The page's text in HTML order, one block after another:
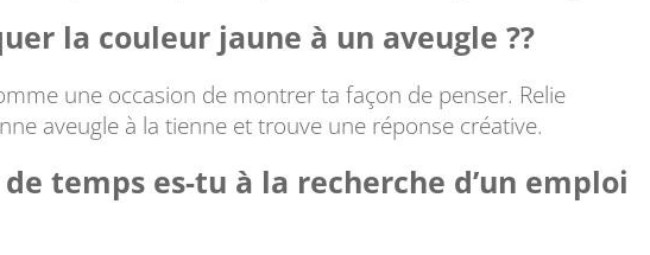
la couleur jaune à un aveugle ??
une occasion de montrer ta façon de penser. Relie
aveugle à la tienne et trouve une réponse créative.
temps es-tu à la recherche d’un emploi